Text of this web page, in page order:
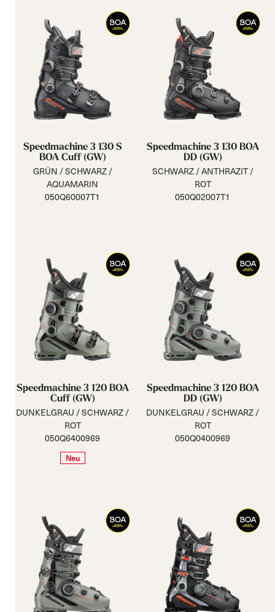
Speedmachine 3 130 S
BOA Cuff (GW)
GRÜN / SCHWARZ /
AQUAMARIN
050Q60007T1
Speedmachine 3 130 BOA
DD (GW)
SCHWARZ / ANTHRAZIT /
ROT
050Q02007T1
Speedmachine 3 120 BOA
Cuff (GW)
DUNKELGRAU / SCHWARZ /
ROT
050Q6400969
Neu
Speedmachine 3 120 BOA
DD (GW)
DUNKELGRAU / SCHWARZ /
ROT
050Q0400969